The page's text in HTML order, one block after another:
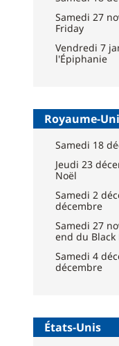
Samedi 27
Friday
Vendredi 7
l'Épiphanie
Royaume-Uni
Samedi 18
Jeudi 23
Noël
Samedi 2
décembre
Samedi 27
end du Black
Samedi 4
décembre
États-Unis